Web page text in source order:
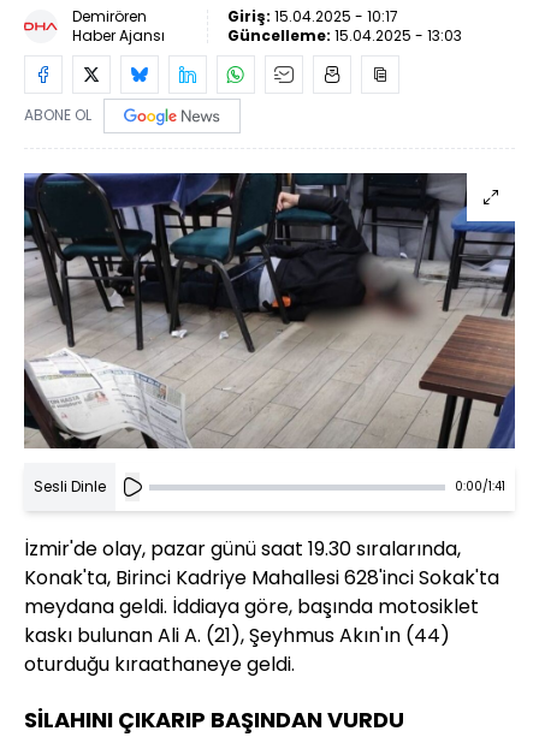
Demirören
Haber Ajansı
Giriş: 15.04.2025 - 10:17
Güncelleme: 15.04.2025 - 13:03
ABONE OL
Sesli Dinle 0:00/1:41
İzmir'de olay, pazar günü saat 19.30 sıralarında,
Konak'ta, Birinci Kadriye Mahallesi 628'inci Sokak'ta
meydana geldi. İddiaya göre, başında motosiklet
kaskı bulunan Ali A. (21), Şeyhmus Akın'ın (44)
oturduğu kıraathaneye geldi.
SİLAHINI ÇIKARIP BAŞINDAN VURDU